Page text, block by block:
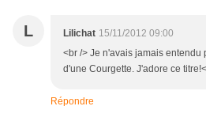
L Lilichat 15/11/2012 09:00
<br /> Je n'avais jamais
d'une Courgette. J'adore ce
Répondre